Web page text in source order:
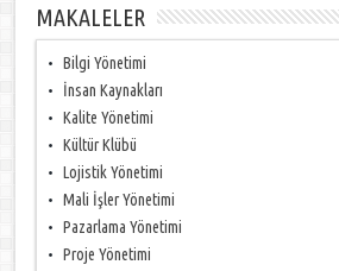
MAKALELER
Bilgi Yönetimi
İnsan Kaynakları
Kalite Yönetimi
Kültür Klübü
Lojistik Yönetimi
Mali İşler Yönetimi
Pazarlama Yönetimi
Proje Yönetimi